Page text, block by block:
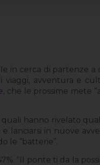
in cerca di partenze
avventura e
, che le prossime mete
hanno rivelato
lanciarsi in nuove
le “batterie”.
“Il ponte ti da la